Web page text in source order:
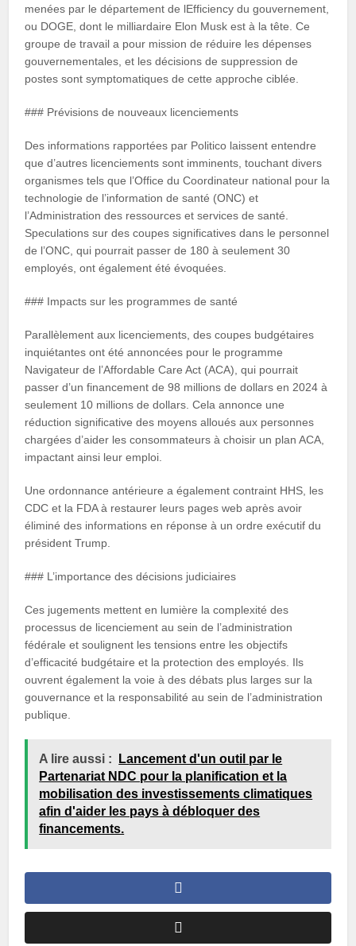
menées par le département de lEfficiency du gouvernement,
ou DOGE, dont le milliardaire Elon Musk est à la tête. Ce
groupe de travail a pour mission de réduire les dépenses
gouvernementales, et les décisions de suppression de
postes sont symptomatiques de cette approche ciblée.
### Prévisions de nouveaux licenciements
Des informations rapportées par Politico laissent entendre
que d’autres licenciements sont imminents, touchant divers
organismes tels que l’Office du Coordinateur national pour la
technologie de l’information de santé (ONC) et
l’Administration des ressources et services de santé.
Speculations sur des coupes significatives dans le personnel
de l’ONC, qui pourrait passer de 180 à seulement 30
employés, ont également été évoquées.
### Impacts sur les programmes de santé
Parallèlement aux licenciements, des coupes budgétaires
inquiétantes ont été annoncées pour le programme
Navigateur de l’Affordable Care Act (ACA), qui pourrait
passer d’un financement de 98 millions de dollars en 2024 à
seulement 10 millions de dollars. Cela annonce une
réduction significative des moyens alloués aux personnes
chargées d’aider les consommateurs à choisir un plan ACA,
impactant ainsi leur emploi.
Une ordonnance antérieure a également contraint HHS, les
CDC et la FDA à restaurer leurs pages web après avoir
éliminé des informations en réponse à un ordre exécutif du
président Trump.
### L’importance des décisions judiciaires
Ces jugements mettent en lumière la complexité des
processus de licenciement au sein de l’administration
fédérale et soulignent les tensions entre les objectifs
d’efficacité budgétaire et la protection des employés. Ils
ouvrent également la voie à des débats plus larges sur la
gouvernance et la responsabilité au sein de l’administration
publique.
A lire aussi :
Lancement d'un outil par le
Partenariat NDC pour la planification et la
mobilisation des investissements climatiques
afin d'aider les pays à débloquer des
financements.